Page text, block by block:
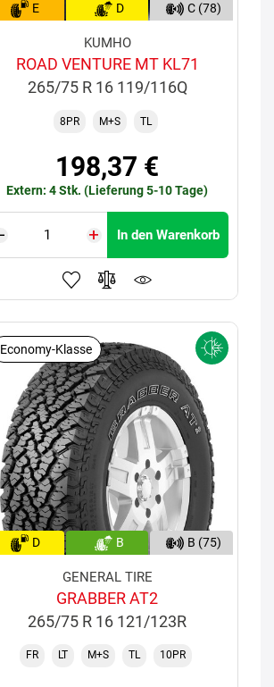
E D C (78)
KUMHO
ROAD VENTURE MT KL71
265/75 R 16 119/116Q
8PR M+S TL
198,37 €
Extern: 4 Stk. (Lieferung 5-10 Tage)
In den Warenkorb
Economy-Klasse
D B B (75)
GENERAL TIRE
GRABBER AT2
265/75 R 16 121/123R
FR LT M+S TL 10PR